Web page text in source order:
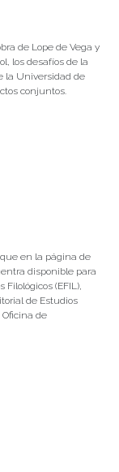
de Lope de Vega y
los desafíos de la
la Universidad de
conjuntos.
en la página de
disponible para
(EFIL),
de Estudios
de